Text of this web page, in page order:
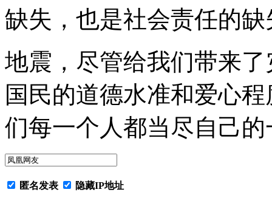
缺失，也是社会责任的缺
地震，尽管给我们带来
国民的道德水准和爱心
们每一个人都当尽自己
匿名发表 隐藏IP地址